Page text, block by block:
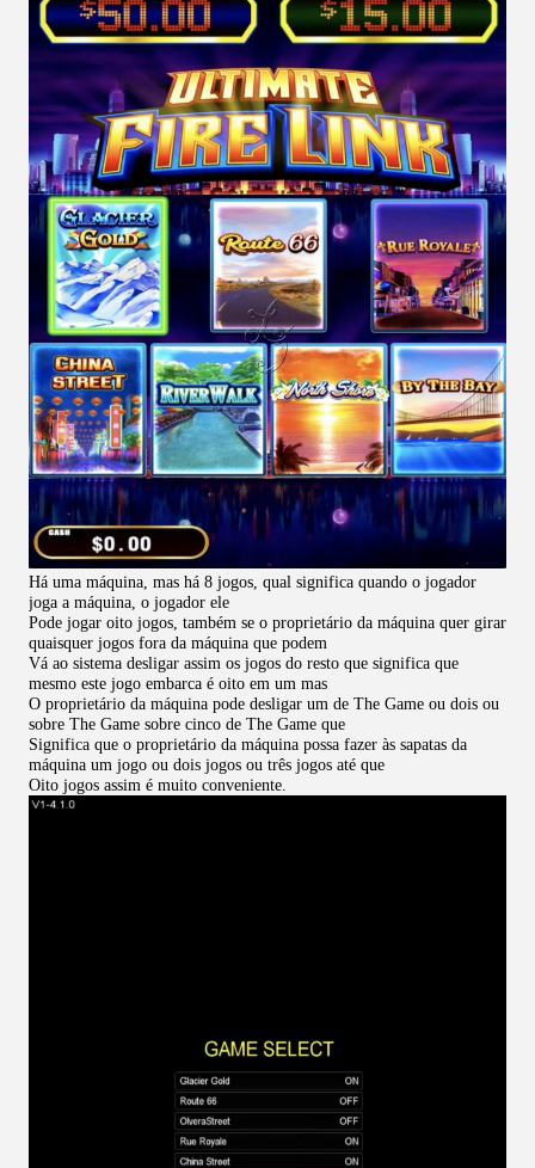
Há uma máquina, mas há 8 jogos, qual significa quando o jogador
joga a máquina, o jogador ele
Pode jogar oito jogos, também se o proprietário da máquina quer girar
quaisquer jogos fora da máquina que podem
Vá ao sistema desligar assim os jogos do resto que significa que
mesmo este jogo embarca é oito em um mas
O proprietário da máquina pode desligar um de The Game ou dois ou
sobre The Game sobre cinco de The Game que
Significa que o proprietário da máquina possa fazer às sapatas da
máquina um jogo ou dois jogos ou três jogos até que
Oito jogos assim é muito conveniente.